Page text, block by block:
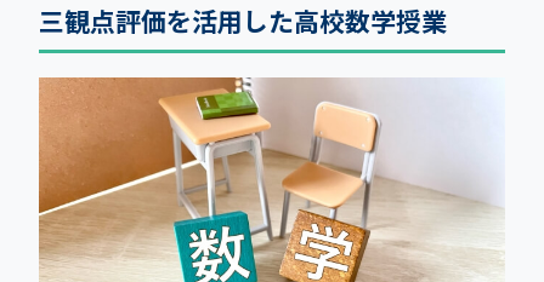
三観点評価を活用した高校数学授業